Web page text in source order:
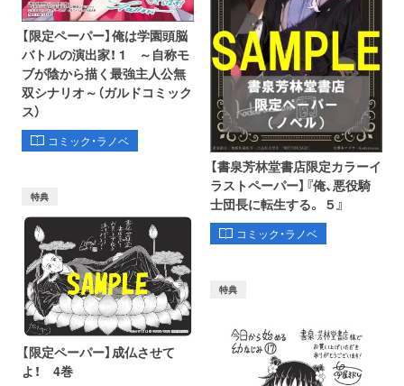
【限定ペーパー】俺は学園頭脳
バトルの演出家！ 1 ～自称モ
ブが陰から描く最強主人公無
双シナリオ～（ガルドコミック
ス）
コミック・ラノベ
【書泉芳林堂書店限定カラーイ
ラストペーパー】『俺、悪役騎
士団長に転生する。 ５』
コミック・ラノベ
特典
【限定ペーパー】成仏させて
よ！ 4巻
特典